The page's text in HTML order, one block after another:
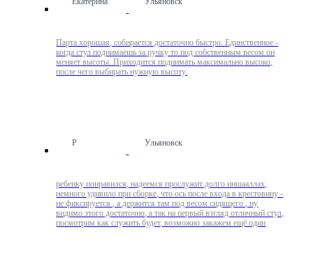
Парта хорошая, собирается достаточно быстро. Единственное -
когда стул поднимаешь за ручку то под собственным весом он
меняет высоты. Приходится поднимать максимально высоко,
после чего выбирать нужную высоту.
Р Ульяновск
ребенку понравился, надеемся прослужит долго иншааллах,
немного удивило при сборке, что ось после входа в крестовину -
не фиксируется , а держится там под весом сидящего , ну
видимо этого достаточно, а так на первый взгляд отличный стул,
посмотрим как служить будет, возможно закажем ещё один